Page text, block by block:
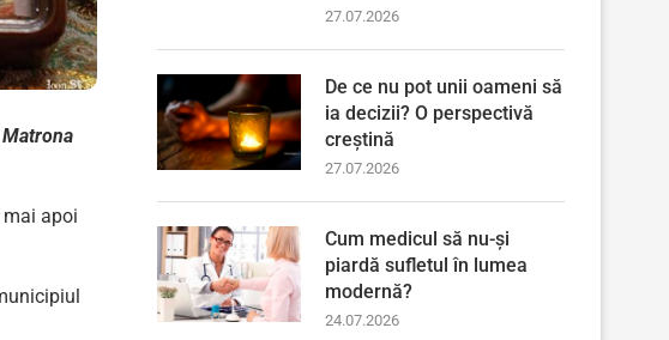
apoi
27.07.2026
De ce nu pot unii oameni să
ia decizii? O perspectivă
creștină
27.07.2026
Cum medicul să nu-și
piardă sufletul în lumea
modernă?
24.07.2026